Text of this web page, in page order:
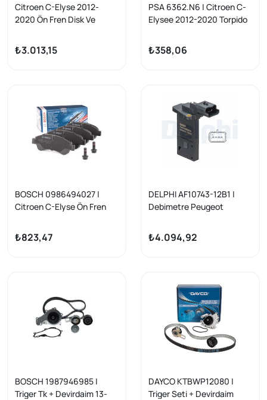
Citroen C-Elyse 2012-
2020 Ön Fren Disk Ve
₺3.013,15
PSA 6362.N6 | Citroen C-
Elysee 2012-2020 Torpido
Lambası Orijinal | 1 Adet
₺358,06
BOSCH 0986494027 |
Citroen C-Elyse Ön Fren
207 208 301 307 C3 C4
Partner Jumper
₺823,47
DELPHI AF10743-12B1 |
Debimetre Peugeot
, Berlingo, C3/C4/C5, DS3
₺4.094,92
BOSCH 1987946985 |
Triger Tk + Devirdaim 13-
DAYCO KTBWP12080 |
Triger Seti + Devirdaim